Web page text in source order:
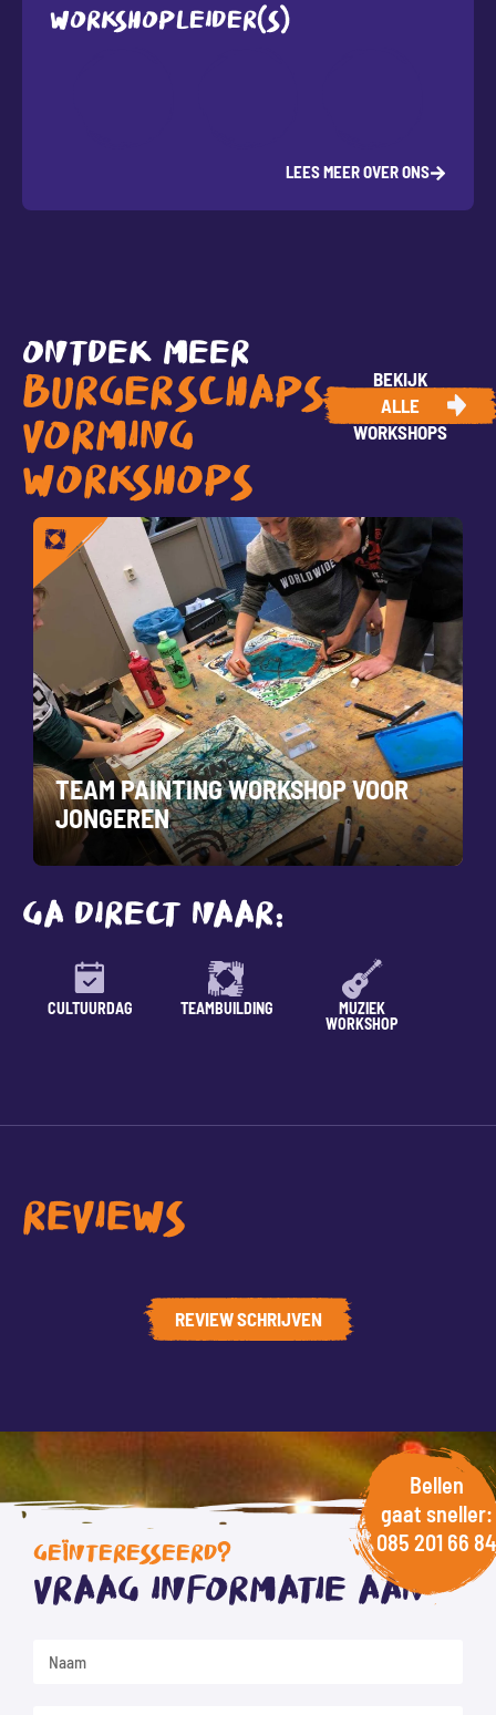
WORKSHOPLEIDER(S)
LEES MEER OVER ONS
ONTDEK MEER
BURGERSCHAPS-
VORMING
WORKSHOPS
BEKIJK
ALLE
WORKSHOPS
TEAM PAINTING WORKSHOP VOOR
JONGEREN
GA DIRECT NAAR:
CULTUURDAG TEAMBUILDING
MUZIEK
WORKSHOP
REVIEWS
REVIEW SCHRIJVEN
Bellen
gaat sneller:
085 201 66 84
GEÏNTERESSEERD?
Vraag informatie aan